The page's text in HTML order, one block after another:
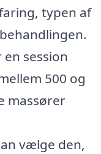
typen af
session
500 og
massører
vælge den,